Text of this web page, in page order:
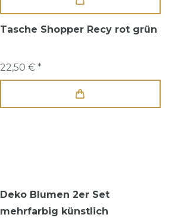
Tasche Shopper Recy rot grün
22,50 € *
Deko Blumen 2er Set
mehrfarbig künstlich